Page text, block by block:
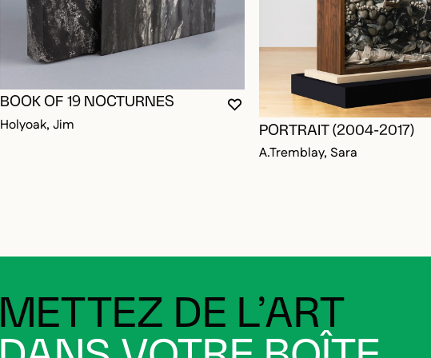
VOUS DEVEZ ÊTRE CONNECTÉ
FERMER LA MODALE
OUVRIR LA MODALE
BOOK OF 19 NOCTURNES
Holyoak, Jim PORTRAIT (2004-2017)
A.Tremblay, Sara
METTEZ DE L’ART